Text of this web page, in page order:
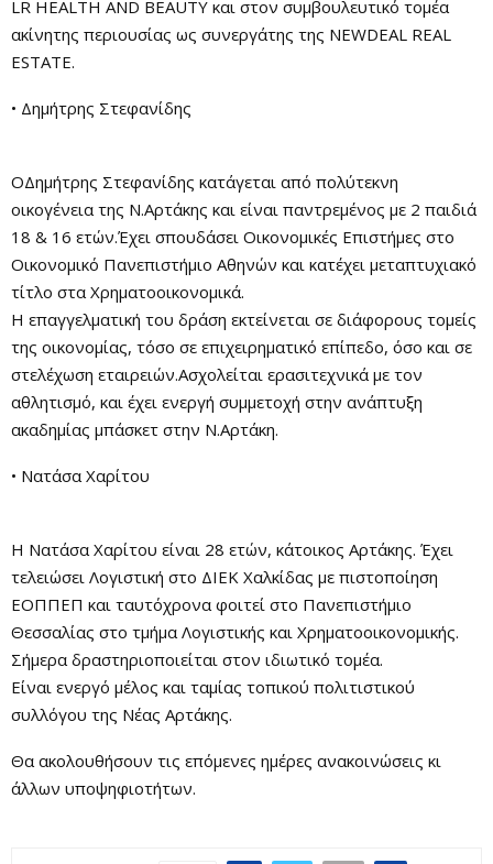
LR HEALTH AND BEAUTY και στον συμβουλευτικό τομέα
ακίνητης περιουσίας ως συνεργάτης της NEWDEAL REAL
ESTATE.
• Δημήτρης Στεφανίδης
ΟΔημήτρης Στεφανίδης κατάγεται από πολύτεκνη
οικογένεια της Ν.Αρτάκης και είναι παντρεμένος με 2 παιδιά
18 & 16 ετών.Έχει σπουδάσει Οικονομικές Επιστήμες στο
Οικονομικό Πανεπιστήμιο Αθηνών και κατέχει μεταπτυχιακό
τίτλο στα Χρηματοοικονομικά.
Η επαγγελματική του δράση εκτείνεται σε διάφορους τομείς
της οικονομίας, τόσο σε επιχειρηματικό επίπεδο, όσο και σε
στελέχωση εταιρειών.Ασχολείται ερασιτεχνικά με τον
αθλητισμό, και έχει ενεργή συμμετοχή στην ανάπτυξη
ακαδημίας μπάσκετ στην Ν.Αρτάκη.
• Νατάσα Χαρίτου
Η Νατάσα Χαρίτου είναι 28 ετών, κάτοικος Αρτάκης. Έχει
τελειώσει Λογιστική στο ΔΙΕΚ Χαλκίδας με πιστοποίηση
ΕΟΠΠΕΠ και ταυτόχρονα φοιτεί στο Πανεπιστήμιο
Θεσσαλίας στο τμήμα Λογιστικής και Χρηματοοικονομικής.
Σήμερα δραστηριοποιείται στον ιδιωτικό τομέα.
Είναι ενεργό μέλος και ταμίας τοπικού πολιτιστικού
συλλόγου της Νέας Αρτάκης.
Θα ακολουθήσουν τις επόμενες ημέρες ανακοινώσεις κι
άλλων υποψηφιοτήτων.